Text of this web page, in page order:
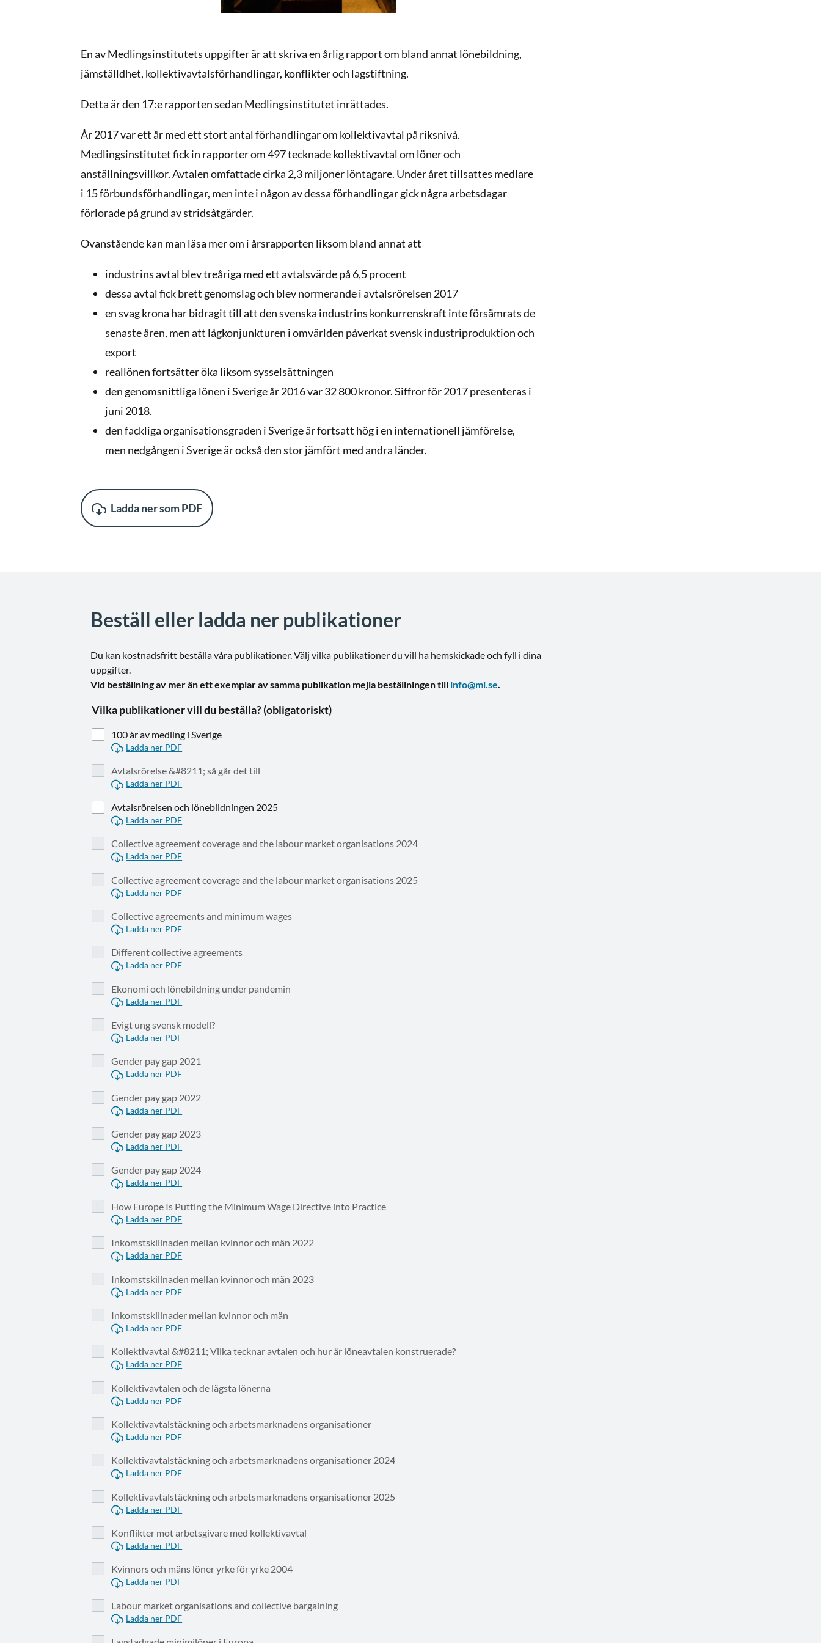
En av Medlingsinstitutets uppgifter är att skriva en årlig rapport om bland annat lönebildning,
jämställdhet, kollektivavtalsförhandlingar, konflikter och lagstiftning.
Detta är den 17:e rapporten sedan Medlingsinstitutet inrättades.
År 2017 var ett år med ett stort antal förhandlingar om kollektivavtal på riksnivå.
Medlingsinstitutet fick in rapporter om 497 tecknade kollektivavtal om löner och
anställningsvillkor. Avtalen omfattade cirka 2,3 miljoner löntagare. Under året tillsattes medlare
i 15 förbundsförhandlingar, men inte i någon av dessa förhandlingar gick några arbetsdagar
förlorade på grund av stridsåtgärder.
Ovanstående kan man läsa mer om i årsrapporten liksom bland annat att
industrins avtal blev treåriga med ett avtalsvärde på 6,5 procent
dessa avtal fick brett genomslag och blev normerande i avtalsrörelsen 2017
en svag krona har bidragit till att den svenska industrins konkurrenskraft inte försämrats de
senaste åren, men att lågkonjunkturen i omvärlden påverkat svensk industriproduktion och
export
reallönen fortsätter öka liksom sysselsättningen
den genomsnittliga lönen i Sverige år 2016 var 32 800 kronor. Siffror för 2017 presenteras i
juni 2018.
den fackliga organisationsgraden i Sverige är fortsatt hög i en internationell jämförelse,
men nedgången i Sverige är också den stor jämfört med andra länder.
Ladda ner som PDF
Beställ eller ladda ner publikationer
Du kan kostnadsfritt beställa våra publikationer. Välj vilka publikationer du vill ha hemskickade och fyll i dina
uppgifter.
Vid beställning av mer än ett exemplar av samma publikation mejla beställningen till info@mi.se.
Vilka publikationer vill du beställa? (obligatoriskt)
100 år av medling i Sverige
Ladda ner PDF
Avtalsrörelse &#8211; så går det till
Ladda ner PDF
Avtalsrörelsen och lönebildningen 2025
Ladda ner PDF
Collective agreement coverage and the labour market organisations 2024
Ladda ner PDF
Collective agreement coverage and the labour market organisations 2025
Ladda ner PDF
Collective agreements and minimum wages
Ladda ner PDF
Different collective agreements
Ladda ner PDF
Ekonomi och lönebildning under pandemin
Ladda ner PDF
Evigt ung svensk modell?
Ladda ner PDF
Gender pay gap 2021
Ladda ner PDF
Gender pay gap 2022
Ladda ner PDF
Gender pay gap 2023
Ladda ner PDF
Gender pay gap 2024
Ladda ner PDF
How Europe Is Putting the Minimum Wage Directive into Practice
Ladda ner PDF
Inkomstskillnaden mellan kvinnor och män 2022
Ladda ner PDF
Inkomstskillnaden mellan kvinnor och män 2023
Ladda ner PDF
Inkomstskillnader mellan kvinnor och män
Ladda ner PDF
Kollektivavtal &#8211; Vilka tecknar avtalen och hur är löneavtalen konstruerade?
Ladda ner PDF
Kollektivavtalen och de lägsta lönerna
Ladda ner PDF
Kollektivavtalstäckning och arbetsmarknadens organisationer
Ladda ner PDF
Kollektivavtalstäckning och arbetsmarknadens organisationer 2024
Ladda ner PDF
Kollektivavtalstäckning och arbetsmarknadens organisationer 2025
Ladda ner PDF
Konflikter mot arbetsgivare med kollektivavtal
Ladda ner PDF
Kvinnors och mäns löner yrke för yrke 2004
Ladda ner PDF
Labour market organisations and collective bargaining
Ladda ner PDF